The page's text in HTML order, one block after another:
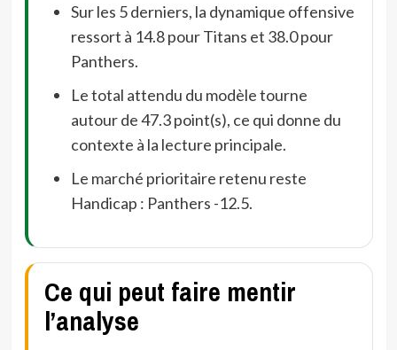
Sur les 5 derniers, la dynamique offensive
ressort à 14.8 pour Titans et 38.0 pour
Panthers.
Le total attendu du modèle tourne
autour de 47.3 point(s), ce qui donne du
contexte à la lecture principale.
Le marché prioritaire retenu reste
Handicap : Panthers -12.5.
Ce qui peut faire mentir
l’analyse